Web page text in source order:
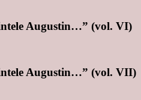
Augustin…” (vol. VI)
Augustin…” (vol. VII)